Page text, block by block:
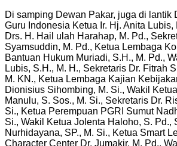
Di samping Dewan Pakar, juga di lantik
Guru Indonesia Ketua Ir. Hj. Anita Lubis,
Drs. H. Hail ulah Harahap, M. Pd.,
Syamsuddin, M. Pd., Ketua Lembaga
Bantuan Hukum Muriadi, S.H., M. Pd.,
Lubis, S.H., M. H., Sekretaris Dr. Fitrah
M. KN., Ketua Lembaga Kajian
Dionisius Sihombing, M. Si., Wakil
Manulu, S. Sos., M. Si., Sekretaris Dr.
Si., Ketua Perempuan PGRI Sumut
Si., Wakil Ketua Jolenta Haloho, S. Pd.,
Nurhidayana, SP., M. Si., Ketua Smart
Character Center Dr. Jumakir, M. Pd.,